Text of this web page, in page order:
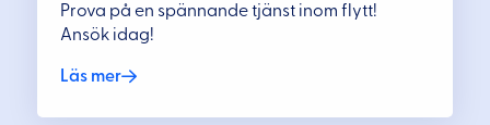
Prova på en spännande tjänst inom flytt!
Ansök idag!
Läs mer